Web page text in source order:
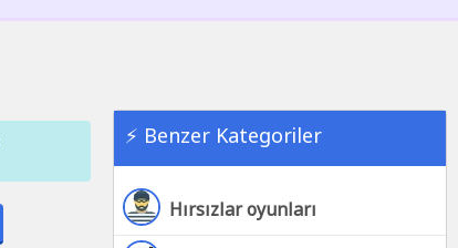
⚡ Benzer Kategoriler
Hırsızlar oyunları